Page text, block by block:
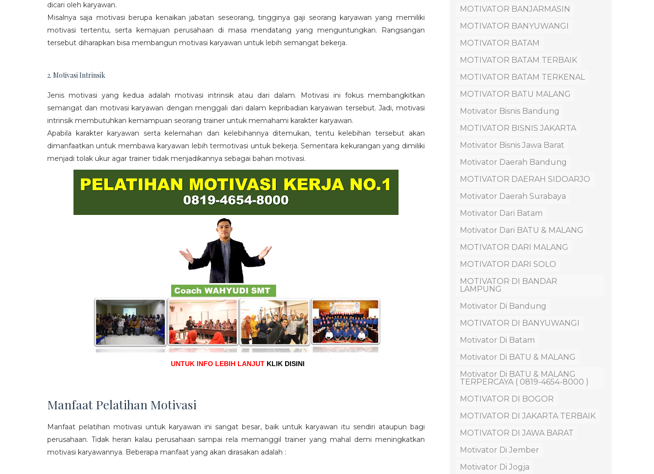
dicari oleh karyawan.
Misalnya saja motivasi berupa kenaikan jabatan seseorang, tingginya gaji seorang karyawan yang memiliki
motivasi tertentu, serta kemajuan perusahaan di masa mendatang yang menguntungkan. Rangsangan
tersebut diharapkan bisa membangun motivasi karyawan untuk lebih semangat bekerja.
2. Motivasi Intrinsik
Jenis motivasi yang kedua adalah motivasi intrinsik atau dari dalam. Motivasi ini fokus membangkitkan
semangat dan motivasi karyawan dengan menggali dari dalam kepribadian karyawan tersebut. Jadi, motivasi
intrinsik membutuhkan kemampuan seorang trainer untuk memahami karakter karyawan.
Apabila karakter karyawan serta kelemahan dan kelebihannya ditemukan, tentu kelebihan tersebut akan
dimanfaatkan untuk membawa karyawan lebih termotivasi untuk bekerja. Sementara kekurangan yang dimiliki
menjadi tolak ukur agar trainer tidak menjadikannya sebagai bahan motivasi.
UNTUK INFO LEBIH LANJUT KLIK DISINI
Manfaat Pelatihan Motivasi
Manfaat pelatihan motivasi untuk karyawan ini sangat besar, baik untuk karyawan itu sendiri ataupun bagi
perusahaan. Tidak heran kalau perusahaan sampai rela memanggil trainer yang mahal demi meningkatkan
motivasi karyawannya. Beberapa manfaat yang akan dirasakan adalah :
MOTIVATOR BANJARMASIN
MOTIVATOR BANYUWANGI
MOTIVATOR BATAM
MOTIVATOR BATAM TERBAIK
MOTIVATOR BATAM TERKENAL
MOTIVATOR BATU MALANG
Motivator Bisnis Bandung
MOTIVATOR BISNIS JAKARTA
Motivator Bisnis Jawa Barat
Motivator Daerah Bandung
MOTIVATOR DAERAH SIDOARJO
Motivator Daerah Surabaya
Motivator Dari Batam
Motivator Dari BATU & MALANG
MOTIVATOR DARI MALANG
MOTIVATOR DARI SOLO
MOTIVATOR DI BANDAR
LAMPUNG
Motivator Di Bandung
MOTIVATOR DI BANYUWANGI
Motivator Di Batam
Motivator Di BATU & MALANG
Motivator Di BATU & MALANG
TERPERCAYA ( 0819-4654-8000 )
MOTIVATOR DI BOGOR
MOTIVATOR DI JAKARTA TERBAIK
MOTIVATOR DI JAWA BARAT
Motivator Di Jember
Motivator Di Jogja